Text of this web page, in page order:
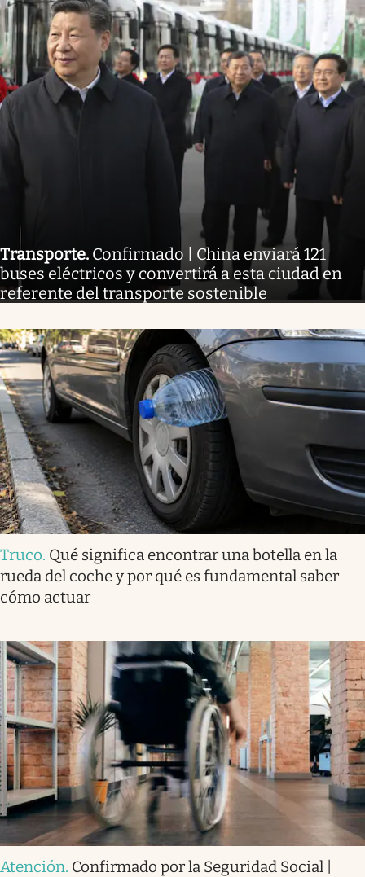
Transporte. Confirmado | China enviará 121
buses eléctricos y convertirá a esta ciudad en
referente del transporte sostenible
Truco. Qué significa encontrar una botella en la
rueda del coche y por qué es fundamental saber
cómo actuar
Atención. Confirmado por la Seguridad Social |